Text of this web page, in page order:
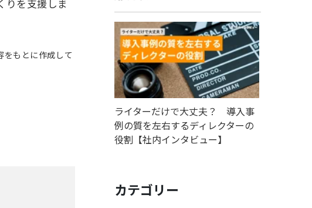
りを支援しま
もとに作成して
ライターだけで大丈夫？ 導入事
例の質を左右するディレクターの
役割【社内インタビュー】
カテゴリー